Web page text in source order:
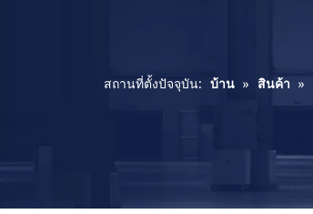
สถานที่ตั้งปัจจุบัน: บ้าน » สินค้า »